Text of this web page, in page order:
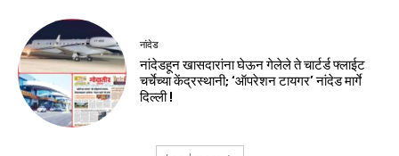
नांदेड
नांदेडहून खासदारांना घेऊन गेलेले ते चार्टर्ड फ्लाईट
चर्चेच्या केंद्रस्थानी; ‘ऑपरेशन टायगर’ नांदेड मार्गे
दिल्ली !